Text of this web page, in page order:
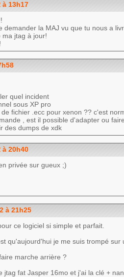
à 13h17
demander la MAJ vu que tu nous a
ma jtag à jour!
quel incident
sous XP pro
fichier .ecc pour xenon ?? c'est
, est il possible d'adapter ou
des dumps de xdk
à 20h40
privée sur gueux ;)
à 21h25
ce logiciel si simple et parfait.
qu'aujourd'hui je me suis trompé
marche arrière ?
jtag fat Jasper 16mo et j'ai la clé +